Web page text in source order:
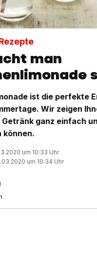
man
ist die perfekte
Wir zeigen
ganz einfach
können.
um 10:33 Uhr
um 10:34 Uhr